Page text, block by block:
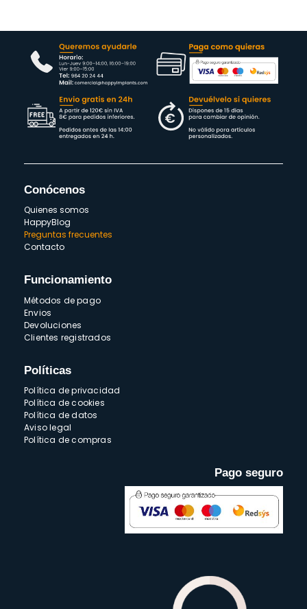
Conócenos
Quienes somos
HappyBlog
Preguntas frecuentes
Contacto
Funcionamiento
Métodos de pago
Envios
Devoluciones
Clientes registrados
Políticas
Política de privacidad
Política de cookies
Política de datos
Aviso legal
Política de compras
Pago seguro